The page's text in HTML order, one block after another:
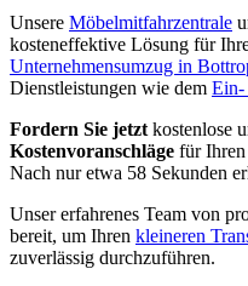
Unsere Möbelmitfahrzentrale
kosteneffektive Lösung für
Unternehmensumzug in
Dienstleistungen wie dem Ein-
Fordern Sie jetzt kostenlose
Kostenvoranschläge für
Nach nur etwa 58 Sekunden
Unser erfahrenes Team von
bereit, um Ihren kleineren
zuverlässig durchzuführen.